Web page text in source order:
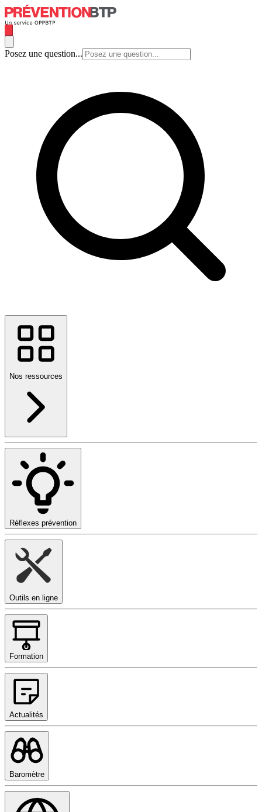
Posez une question...
Nos ressources
Réflexes prévention
Outils en ligne
Formation
Actualités
Baromètre